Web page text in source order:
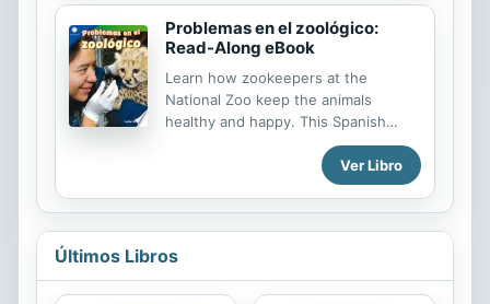
and the dangers they pose to the
land and people who live in Gulf and
Atlantic coast regions.
Problemas en el zoológico:
Read-Along eBook
Learn how zookeepers at the
National Zoo keep the animals
healthy and happy. This Spanish
book features a hands-on STEAM
challenge and uses real-world
examples to give insight into how
the engineering design process is
used to solve problems.
Ver Libro
Últimos Libros